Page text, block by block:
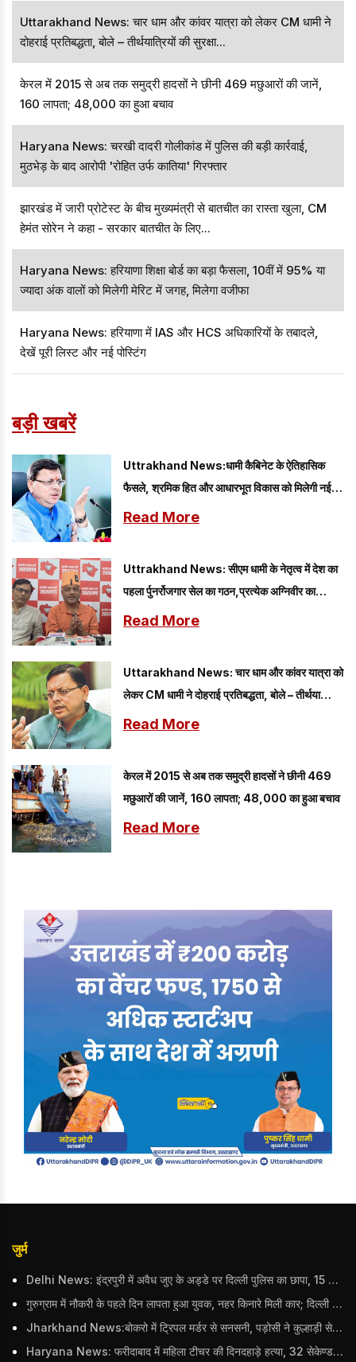
Uttarakhand News: चार धाम और कांवर यात्रा को लेकर CM धामी ने
दोहराई प्रतिबद्धता, बोले – तीर्थयात्रियों की सुरक्षा...
केरल में 2015 से अब तक समुद्री हादसों ने छीनी 469 मछुआरों की जानें,
160 लापता; 48,000 का हुआ बचाव
Haryana News: चरखी दादरी गोलीकांड में पुलिस की बड़ी कार्रवाई,
मुठभेड़ के बाद आरोपी 'रोहित उर्फ कातिया' गिरफ्तार
झारखंड में जारी प्रोटेस्ट के बीच मुख्यमंत्री से बातचीत का रास्ता खुला, CM
हेमंत सोरेन ने कहा - सरकार बातचीत के लिए...
Haryana News: हरियाणा शिक्षा बोर्ड का बड़ा फैसला, 10वीं में 95% या
ज्यादा अंक वालों को मिलेगी मेरिट में जगह, मिलेगा वजीफा
Haryana News: हरियाणा में IAS और HCS अधिकारियों के तबादले,
देखें पूरी लिस्ट और नई पोस्टिंग
बड़ी खबरें
Uttrakhand News:धामी कैबिनेट के ऐतिहासिक
फैसले, श्रमिक हित और आधारभूत विकास को मिलेगी नई
गति
Read More
Uttrakhand News: सीएम धामी के नेतृत्व में देश का
पहला र्पुनर्रोजगार सेल का गठन,प्रत्येक अग्निवीर का
रोजगार
Read More
Uttarakhand News: चार धाम और कांवर यात्रा को
लेकर CM धामी ने दोहराई प्रतिबद्धता, बोले – तीर्थयात्रियों
की सुरक्षा...
Read More
केरल में 2015 से अब तक समुद्री हादसों ने छीनी 469
मछुआरों की जानें, 160 लापता; 48,000 का हुआ बचाव
Read More
जुर्म
Delhi News: इंद्रपुरी में अवैध जुए के अड्डे पर दिल्ली पुलिस का छापा, 15 जुआरियों को पकड़ा; ₹3.61 लाख नकद और अन्य सामान बरामद
गुरुग्राम में नौकरी के पहले दिन लापता हुआ युवक, नहर किनारे मिली कार; दिल्ली पुलिस ने दर्ज की FIR
Jharkhand News:बोकरो में ट्रिपल मर्डर से सनसनी, पड़ोसी ने कुल्हाड़ी से पति-पत्नी और बहु की हत्या की
Haryana News: फरीदाबाद में महिला टीचर की दिनदहाड़े हत्या, 32 सेकेण्ड में 34 बार किया वार